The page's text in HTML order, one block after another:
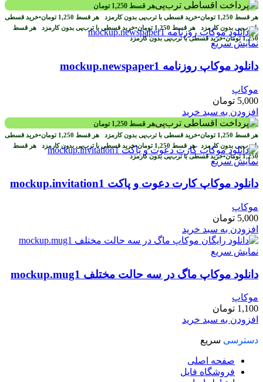
هر قسط 1,250 تومان
هر قسط 1,250 تومان•خرید قسطی با ترب‌پی بدون کارمزد هر قسط 1,250 تومان•خرید قسطی
با ترب‌پی بدون کارمزد هر قسط 1,250 تومان•خرید قسطی با ترب‌پی بدون کارمزد هر قسط
1,250 تومان•خرید قسطی با ترب‌پی بدون کارمزدنمایش سریع
دانلود موکاپ روزنامه mockup.newspaper1
موکاپ
5,000 تومان
افزودن به سبد خرید
هر قسط 1,250 تومان
هر قسط 1,250 تومان•خرید قسطی با ترب‌پی بدون کارمزد هر قسط 1,250 تومان•خرید قسطی
با ترب‌پی بدون کارمزدهر قسط 1,250 تومان•خرید قسطی با ترب‌پی بدون کارمزد هر قسط
1,250 تومان•خرید قسطی با ترب‌پی بدون کارمزدنمایش سریع
دانلود موکاپ کارت دعوت و پاکت mockup.invitation1
موکاپ
5,000 تومان
افزودن به سبد خرید
نمایش سریع
دانلود موکاپ ماگ در سه حالت مختلف mockup.mug1
موکاپ
1,100 تومان
افزودن به سبد خرید
دسترسی سریع
صفحه اصلی
فروشگاه فایل